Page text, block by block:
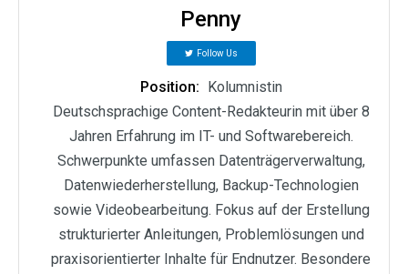
Penny
Follow Us
Position:
Kolumnistin
Deutschsprachige Content-Redakteurin mit über 8
Jahren Erfahrung im IT- und Softwarebereich.
Schwerpunkte umfassen Datenträgerverwaltung,
Datenwiederherstellung, Backup-Technologien
sowie Videobearbeitung. Fokus auf der Erstellung
strukturierter Anleitungen, Problemlösungen und
praxisorientierter Inhalte für Endnutzer. Besondere